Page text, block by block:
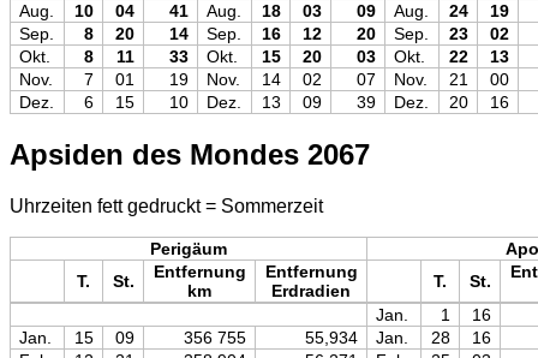
Aug.
10 04 41 Aug. 18 03 09 Aug. 24
19
Sep.
8 20 14 Sep. 16 12 20 Sep. 23
02
Okt.
8 11 33 Okt. 15 20 03 Okt. 22
13
Nov.
7 01 19 Nov. 14 02 07 Nov. 21
00
Dez.
6 15 10 Dez. 13 09 39 Dez. 20 16
Apsiden des Mondes 2067
Uhrzeiten fett gedruckt = Sommerzeit
Perigäum
T.
St.
Entfernung
km
Entfernung
Erdradien
T. St.
Jan. 1
16
Jan.
15 09 356 755 55,934 Jan. 28
16